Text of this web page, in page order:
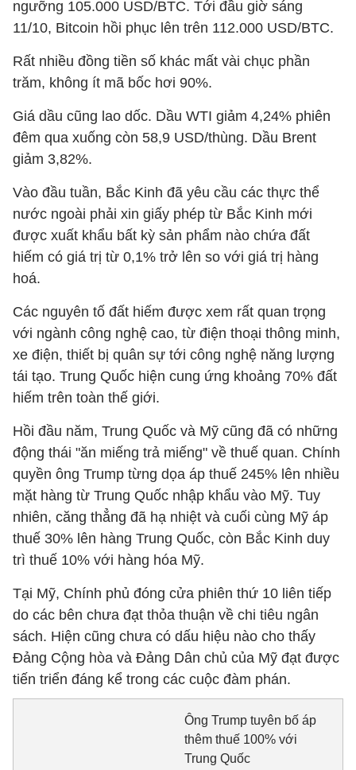
ngưỡng 105.000 USD/BTC. Tới đầu giờ sáng
11/10, Bitcoin hồi phục lên trên 112.000 USD/BTC.
Rất nhiều đồng tiền số khác mất vài chục phần
trăm, không ít mã bốc hơi 90%.
Giá dầu cũng lao dốc. Dầu WTI giảm 4,24% phiên
đêm qua xuống còn 58,9 USD/thùng. Dầu Brent
giảm 3,82%.
Vào đầu tuần, Bắc Kinh đã yêu cầu các thực thể
nước ngoài phải xin giấy phép từ Bắc Kinh mới
được xuất khẩu bất kỳ sản phẩm nào chứa đất
hiếm có giá trị từ 0,1% trở lên so với giá trị hàng
hoá.
Các nguyên tố đất hiếm được xem rất quan trọng
với ngành công nghệ cao, từ điện thoại thông minh,
xe điện, thiết bị quân sự tới công nghệ năng lượng
tái tạo. Trung Quốc hiện cung ứng khoảng 70% đất
hiếm trên toàn thế giới.
Hồi đầu năm, Trung Quốc và Mỹ cũng đã có những
động thái "ăn miếng trả miếng" về thuế quan. Chính
quyền ông Trump từng dọa áp thuế 245% lên nhiều
mặt hàng từ Trung Quốc nhập khẩu vào Mỹ. Tuy
nhiên, căng thẳng đã hạ nhiệt và cuối cùng Mỹ áp
thuế 30% lên hàng Trung Quốc, còn Bắc Kinh duy
trì thuế 10% với hàng hóa Mỹ.
Tại Mỹ, Chính phủ đóng cửa phiên thứ 10 liên tiếp
do các bên chưa đạt thỏa thuận về chi tiêu ngân
sách. Hiện cũng chưa có dấu hiệu nào cho thấy
Đảng Cộng hòa và Đảng Dân chủ của Mỹ đạt được
tiến triển đáng kể trong các cuộc đàm phán.
Ông Trump tuyên bố áp
thêm thuế 100% với
Trung Quốc